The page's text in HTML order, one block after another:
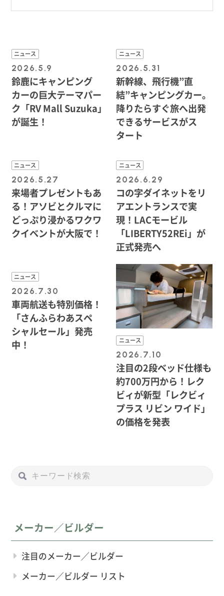
ニュース
2026.5.9
鈴鹿にキャンピング
カーの巨大テーマパー
ク「RV Mall Suzuka」
が誕生！
ニュース
2026.5.31
新幹線、飛行機”直
結”キャンピングカー。
降りたらすぐ旅へ出発
できるサービスがス
タート
ニュース
2026.5.27
来場者プレゼントもあ
る！アソビとクルマに
どっぷり浸かるワクワ
クイベントが大阪で！
ニュース
2026.6.29
コの字ダイネットをリ
アエントランスで実
現！LACモービル
「LIBERTY52REi」が
正式発売へ
ニュース
2026.7.30
車両航送も特別価格！
「さんふらわあスペ
シャルセール」発売
中！
ニュース
2026.7.10
注目の2段ベッド仕様も
約700万円から！レク
ビィが新型「レクビィ
プラス リビン ワイド」
の価格を発表
メーカー／ビルダー
注目のメーカー／ビルダー
メーカー／ビルダー リスト